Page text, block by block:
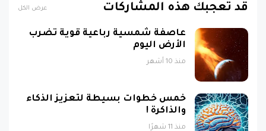
قد تُعجبك هذه المشاركات عرض الكل
عاصفة شمسية رباعية قوية تضرب
الأرض اليوم
منذ 10 أشهر
خمس خطوات بسيطة لتعزيز الذكاء
والذاكرة !
منذ 11 شهرًا